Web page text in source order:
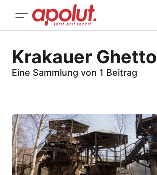
Krakauer Ghetto
Eine Sammlung von 1 Beitrag